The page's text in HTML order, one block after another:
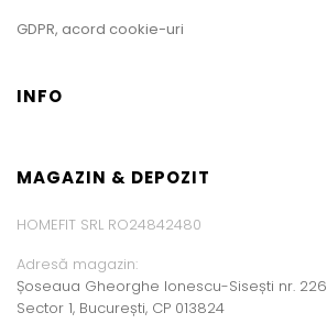
GDPR, acord cookie-uri
INFO
MAGAZIN & DEPOZIT
HOMEFIT SRL RO24842480
Adresă magazin:
Șoseaua Gheorghe Ionescu-Sisești nr. 226
Sector 1, București, CP 013824